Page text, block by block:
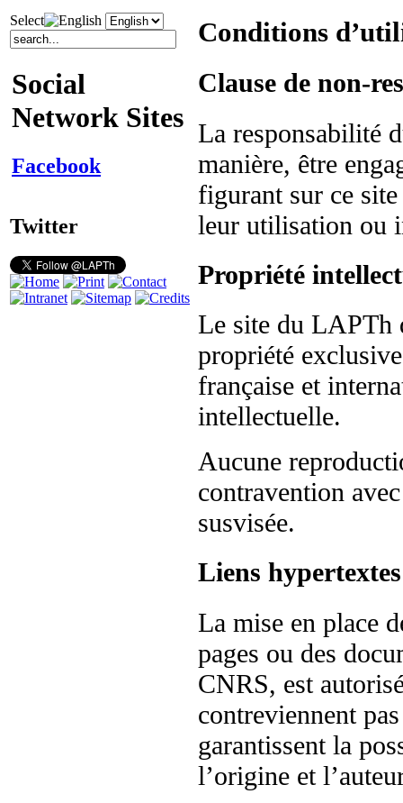
Select
Social
Network Sites
Facebook
Twitter
Conditions
Clause de non-
La responsabilité
manière, être
figurant sur ce
leur utilisation ou
Propriété
Le site du LAPTh
propriété
française et
intellectuelle.
Aucune
contravention
susvisée.
Liens hypertextes
La mise en place
pages ou des
CNRS, est
contreviennent
garantissent la
l’origine et